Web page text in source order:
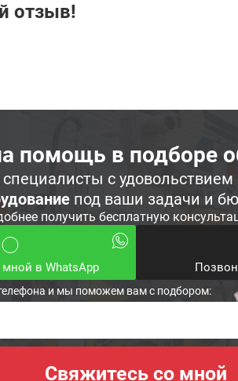
отзыв!
помощь в подборе
с удовольствием
под ваши задачи и
получить бесплатную
в WhatsApp
и мы поможем вам с подбором: